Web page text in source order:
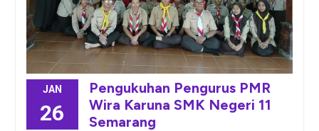
JAN
26
Pengukuhan Pengurus PMR
Wira Karuna SMK Negeri 11
Semarang